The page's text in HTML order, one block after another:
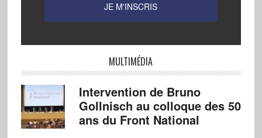
MULTIMÉDIA
Intervention de Bruno
Gollnisch au colloque des 50
ans du Front National